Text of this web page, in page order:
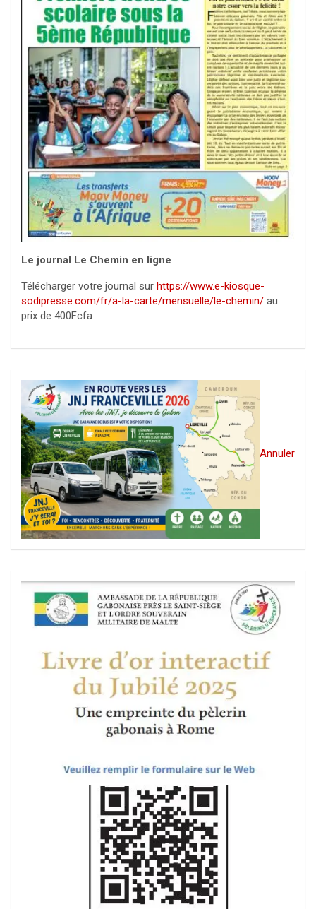
Le journal Le Chemin en ligne
Télécharger votre journal sur https://www.e-kiosque-
sodipresse.com/fr/a-la-carte/mensuelle/le-chemin/ au
prix de 400Fcfa
Annuler